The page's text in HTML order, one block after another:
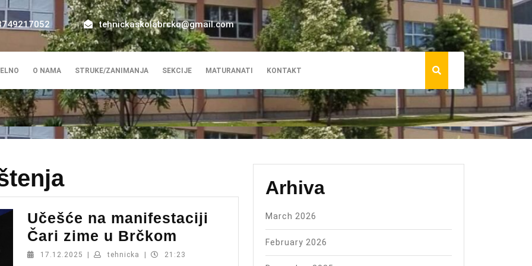
tehnickaskolabrcko@gmail.com
O NAMA STRUKE/ZANIMANJA SEKCIJE MATURANATI KONTAKT
Učešće na manifestaciji
Čari zime u Brčkom
na
17.12.2025 17.12.2025
tehnicka tehnicka21:23
Arhiva
March 2026
February 2026